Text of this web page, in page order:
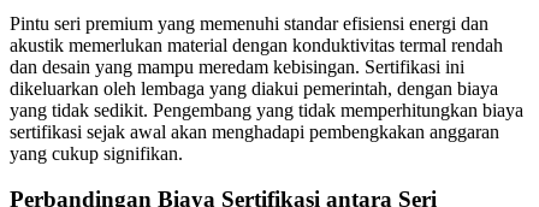
Pintu seri premium yang memenuhi standar efisiensi energi dan
akustik memerlukan material dengan konduktivitas termal rendah
dan desain yang mampu meredam kebisingan. Sertifikasi ini
dikeluarkan oleh lembaga yang diakui pemerintah, dengan biaya
yang tidak sedikit. Pengembang yang tidak memperhitungkan biaya
sertifikasi sejak awal akan menghadapi pembengkakan anggaran
yang cukup signifikan.
Perbandingan Biaya Sertifikasi antara Seri